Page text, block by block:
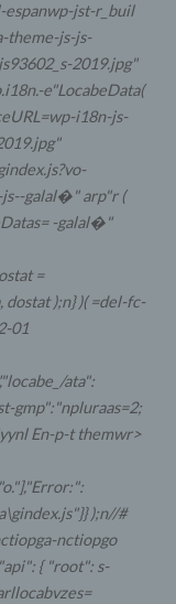
espanwp-jst-r_buil
theme-js-js-
2019.jpg"
e"LocabeData(
i18n-js-
js--galal�" arp"r (
-galal�"
=
);n} )( =del-fc-
01
ata":
gmp":"npluraas=2;
En-p-t themwr>
);n//#
nctiopgo
{ "root": s-